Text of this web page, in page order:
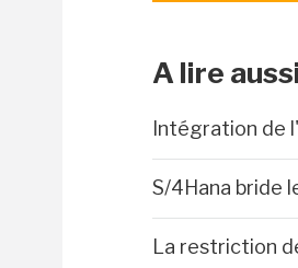
A lire aussi
Intégration de
S/4Hana bride
La restriction